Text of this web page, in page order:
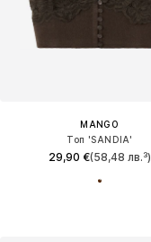
MANGO
Топ 'SANDIA'
29,90 €(58,48 лв.³)